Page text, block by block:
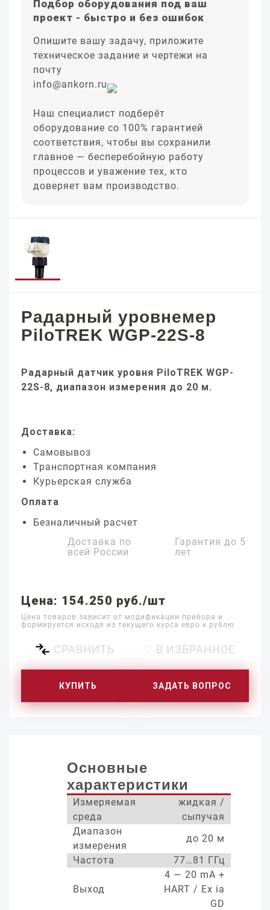
Подбор оборудования под ваш
проект - быстро и без ошибок
Опишите вашу задачу, приложите
техническое задание и чертежи на
почту
info@ankorn.ru
Наш специалист подберёт
оборудование со 100% гарантией
соответствия, чтобы вы сохранили
главное — бесперебойную работу
процессов и уважение тех, кто
доверяет вам производство.
Радарный уровнемер
PiloTREK WGP-22S-8
Радарный датчик уровня PiloTREK WGP-
22S-8, диапазон измерения до 20 м.
Доставка:
Самовывоз
Транспортная компания
Курьерская служба
Оплата
Безналичный расчет
Доставка по
всей России
Гарантия до 5
лет
Цена: 154.250 руб./шт
Цена товаров зависит от модификации прибора и
формируется исходя из текущего курса евро к рублю
СРАВНИТЬ ♡ В ИЗБРАННОЕ
КУПИТЬ ЗАДАТЬ ВОПРОС
Основные
характеристики
Измеряемая
среда
жидкая /
сыпучая
Диапазон
измерения
до 20 м
Частота
77…81 ГГц
Выход
4 — 20 mA +
HART / Ex ia
GD